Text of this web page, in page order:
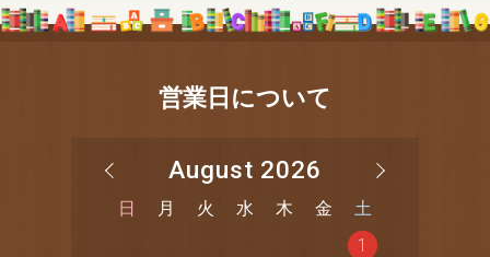
営業日について
August 2026
日 月 火 水 木 金
土
1